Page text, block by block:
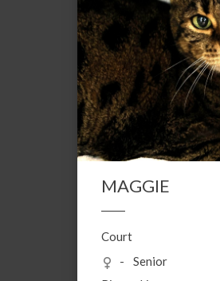
MAGGIE
Court
Senior